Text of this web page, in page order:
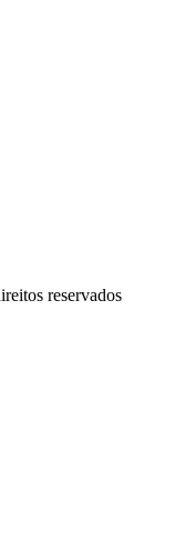
reservados